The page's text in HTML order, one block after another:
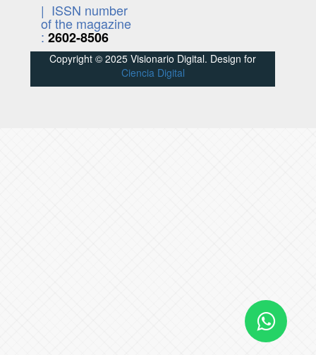
| ISSN number
of the magazine
: 2602-8506
Copyright © 2025 Visionario Digital. Design for
Ciencia Digital